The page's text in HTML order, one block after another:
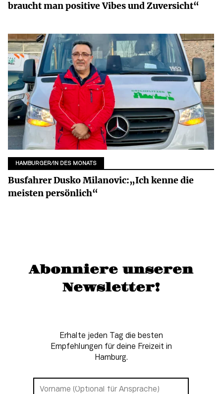
braucht man positive Vibes und Zuversicht“
HAMBURGER/IN DES MONATS
Busfahrer Dusko Milanovic:„Ich kenne die
meisten persönlich“
Abonniere unseren
Newsletter!
Erhalte jeden Tag die besten
Empfehlungen für deine Freizeit in
Hamburg.